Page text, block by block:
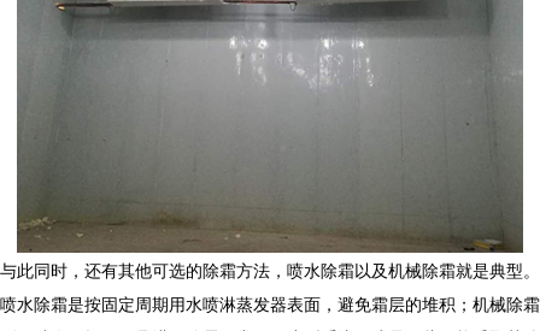
与此同时，还有其他可选的除霜方法，喷水除霜以及机械除霜就是典型。
喷水除霜是按固定周期用水喷淋蒸发器表面，避免霜层的堆积；机械除霜